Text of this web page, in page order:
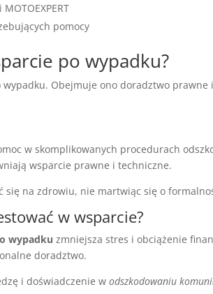
pomocy
po wypadku?
wypadku. Obejmuje ono doradztwo
w skomplikowanych procedurach
wsparcie prawne i techniczne.
się na zdrowiu, nie martwiąc się o
w wsparcie?
wypadku zmniejsza stres i obciążenie
doradztwo.
i doświadczenie wodszkodowaniu